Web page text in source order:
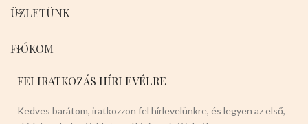
ÜZLETÜNK
FIÓKOM
FELIRATKOZÁS HÍRLEVÉLRE
Kedves barátom, iratkozzon fel hírlevelünkre, és legyen az első,